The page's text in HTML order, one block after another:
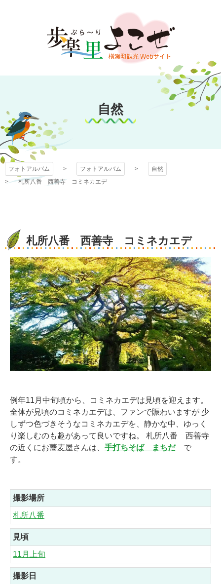
文
キ
プ
フォトアルバム
自然
フォトアルバム フォトアルバム
自然
札所八番 西善寺 コミネカエデ
札所八番 西善寺 コミネカエデ
例年11月中旬頃から、コミネカエデは見頃を迎えます。
全体が見頃のコミネカエデは、ファンで賑わいますが 少
しずつ色づきそうなコミネカエデを、静かな中、ゆっく
り楽しむのも趣があって良いですね。 札所八番 西善寺
の近くにお蕎麦屋さんは、 手打ちそば まちだ
で
す。
撮影場所
札所八番
見頃
11月上旬
撮影日